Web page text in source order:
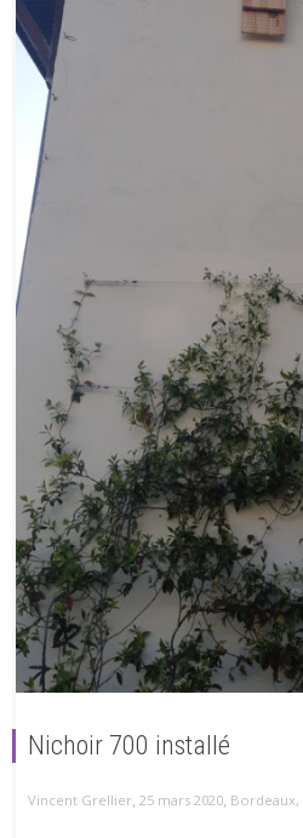
Nichoir 700 installé
Vincent Grellier 25 mars 2020 Bordeaux,